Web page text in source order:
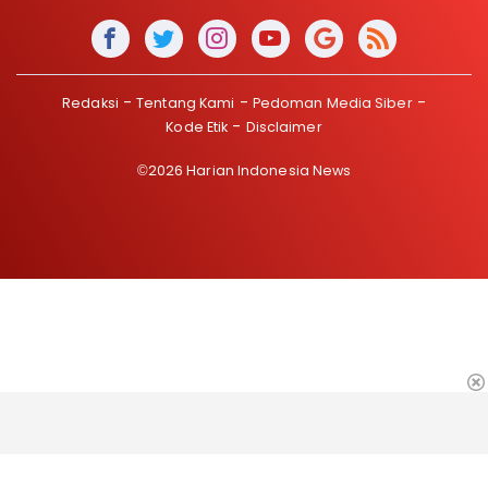
Redaksi Tentang Kami
Pedoman Media Siber
Kode Etik
Disclaimer
©2026 Harian Indonesia News